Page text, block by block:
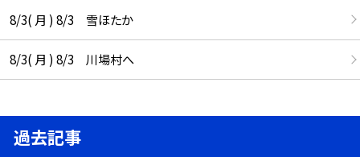
8/3( 月 ) 8/3 雪ほたか
8/3( 月 ) 8/3 川場村へ
過去記事